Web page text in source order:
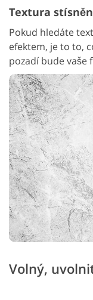
Textura
Pokud hledáte
efektem, je to to,
pozadí bude vaše
Volný,